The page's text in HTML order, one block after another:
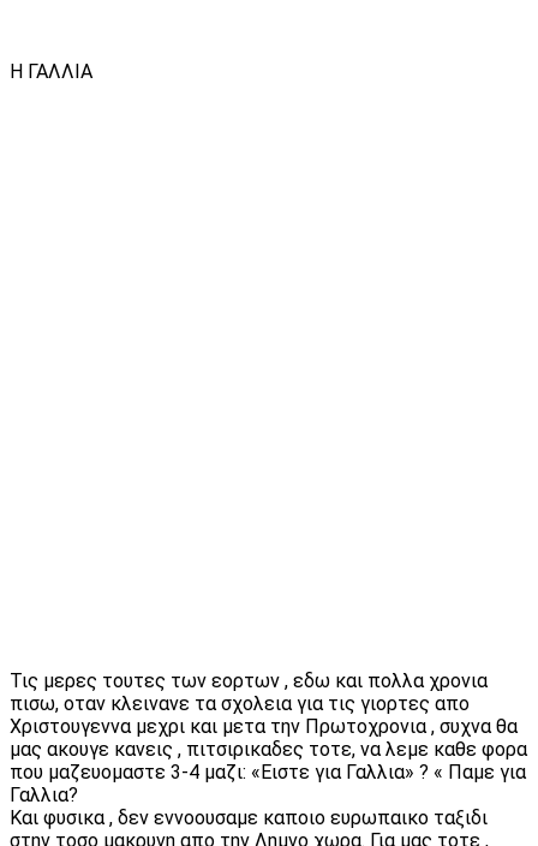
Η ΓΑΛΛΙΑ
Τις μερες τουτες των εορτων , εδω και πολλα χρονια
πισω, οταν κλεινανε τα σχολεια για τις γιορτες απο
Χριστουγεννα μεχρι και μετα την Πρωτοχρονια , συχνα θα
μας ακουγε κανεις , πιτσιρικαδες τοτε, να λεμε καθε φορα
που μαζευομαστε 3-4 μαζι: «Ειστε για Γαλλια» ? « Παμε για
Γαλλια?
Και φυσικα , δεν εννοουσαμε καποιο ευρωπαικο ταξιδι
στην τοσο μακρυνη απο την Λημνο χωρα. Για μας τοτε ,